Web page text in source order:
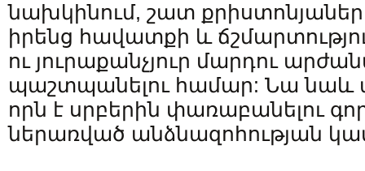
նախկինում, շատ քրիստոնյաներ
իրենց հավատքի և
ու յուրաքանչյուր մարդու
պաշտպանելու համար: Նա նաև
որն է սրբերին փառաբանելու
ներառված անձնազոհության